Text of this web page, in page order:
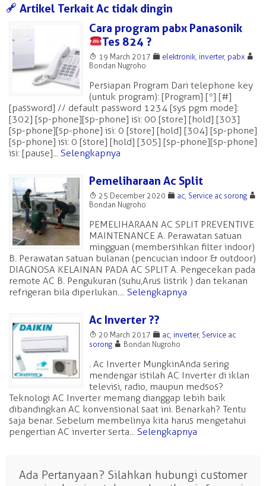
a Artikel Terkait Ac tidak dingin
Cara program pabx Panasonik
Tes 824 ?
T 19 March 2017 F elektronik,inverter, pabx A
Bondan Nugroho
Persiapan Program Dari telephone key
(untuk program): [Program] [*] [#]
[password] // default password 1234 [sys pgm mode]:
[302] [sp-phone][sp-phone] isi: 00 [store] [hold] [303]
[sp-phone][sp-phone] isi: 0 [store] [hold] [304] [sp-phone]
[sp-phone] isi: 0 [store] [hold] [305] [sp-phone][sp-phone]
isi: [pause]... Selengkapnya
Pemeliharaan Ac Split
T 25 December 2020 F ac, Service ac sorong A
Bondan Nugroho
PEMELIHARAAN AC SPLIT PREVENTIVE
MAINTENANCE A. Perawatan satuan
mingguan (membersihkan filter indoor)
B. Perawatan satuan bulanan (pencucian indoor & outdoor)
DIAGNOSA KELAINAN PADA AC SPLIT A. Pengecekan pada
remote AC B. Pengukuran (suhu,Arus listrik ) dan tekanan
refrigeran bila diperlukan.... Selengkapnya
Ac Inverter ??
T 20 March 2017 F ac,inverter, Service ac
sorong A Bondan Nugroho
. Ac Inverter Mungkin Anda sering
mendengar istilah AC Inverter di iklan
televisi, radio, maupun medsos?
Teknologi AC Inverter memang dianggap lebih baik
dibandingkan AC konvensional saat ini. Benarkah? Tentu
saja benar. Sebelum membelinya kita harus mengetahui
pengertian AC inverter serta... Selengkapnya
Ada Pertanyaan? Silahkan hubungi customer